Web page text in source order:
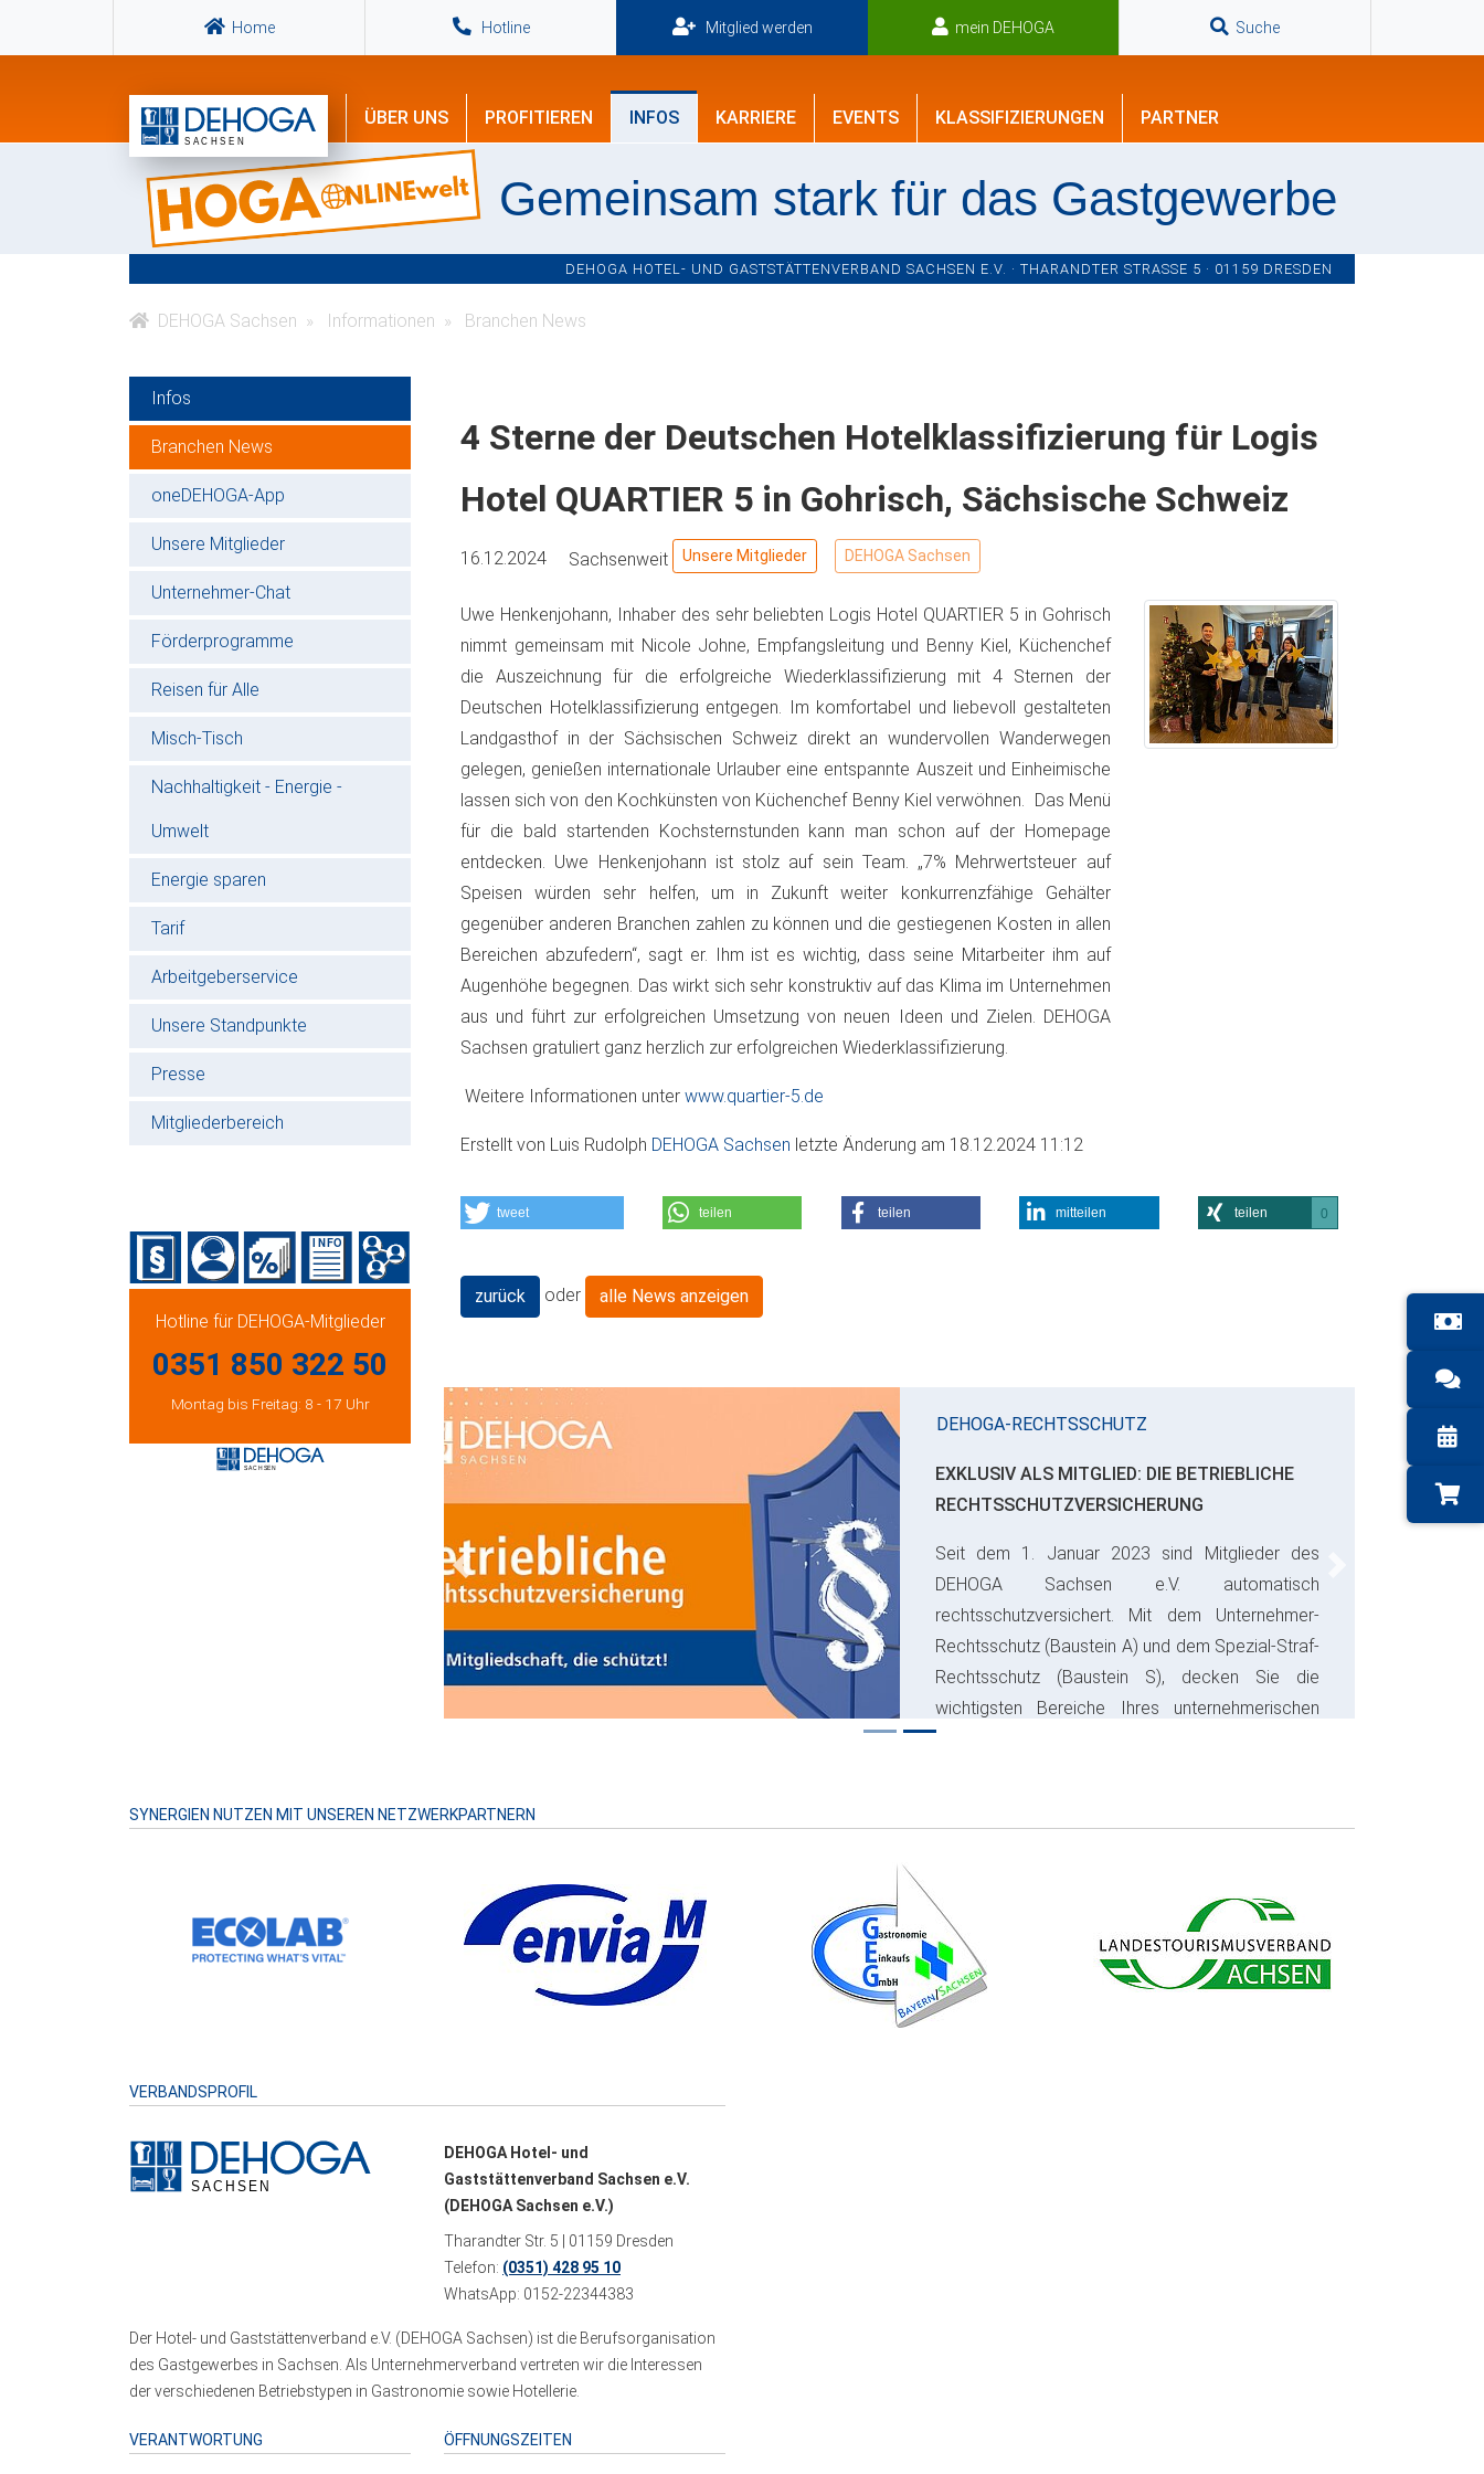
Home Hotline Mitglied werden mein DEHOGA Suche
ÜBER UNS PROFITIEREN INFOS KARRIERE EVENTS KLASSIFIZIERUNGEN PARTNER
Gemeinsam stark für das Gastgewerbe
DEHOGA HOTEL- UND GASTSTÄTTENVERBAND SACHSEN E.V. · THARANDTER STRASSE 5 · 01159 DRESDEN
DEHOGA Sachsen Informationen Branchen News
Infos
Branchen News
oneDEHOGA-App
Unsere Mitglieder
Unternehmer-Chat
Förderprogramme
Reisen für Alle
Misch-Tisch
Nachhaltigkeit - Energie -
Umwelt
Energie sparen
Tarif
Arbeitgeberservice
Unsere Standpunkte
Presse
Mitgliederbereich
Hotline für DEHOGA-Mitglieder
0351 850 322 50
Montag bis Freitag: 8 - 17 Uhr
4 Sterne der Deutschen Hotelklassifizierung für Logis
Hotel QUARTIER 5 in Gohrisch, Sächsische Schweiz
16.12.2024 Sachsenweit Unsere Mitglieder DEHOGA Sachsen
Uwe Henkenjohann, Inhaber des sehr beliebten Logis Hotel QUARTIER 5 in Gohrisch
nimmt gemeinsam mit Nicole Johne, Empfangsleitung und Benny Kiel, Küchenchef
die Auszeichnung für die erfolgreiche Wiederklassifizierung mit 4 Sternen der
Deutschen Hotelklassifizierung entgegen. Im komfortabel und liebevoll gestalteten
Landgasthof in der Sächsischen Schweiz direkt an wundervollen Wanderwegen
gelegen, genießen internationale Urlauber eine entspannte Auszeit und Einheimische
lassen sich von den Kochkünsten von Küchenchef Benny Kiel verwöhnen. Das Menü
für die bald startenden Kochsternstunden kann man schon auf der Homepage
entdecken. Uwe Henkenjohann ist stolz auf sein Team. „7% Mehrwertsteuer auf
Speisen würden sehr helfen, um in Zukunft weiter konkurrenzfähige Gehälter
gegenüber anderen Branchen zahlen zu können und die gestiegenen Kosten in allen
Bereichen abzufedern“, sagt er. Ihm ist es wichtig, dass seine Mitarbeiter ihm auf
Augenhöhe begegnen. Das wirkt sich sehr konstruktiv auf das Klima im Unternehmen
aus und führt zur erfolgreichen Umsetzung von neuen Ideen und Zielen. DEHOGA
Sachsen gratuliert ganz herzlich zur erfolgreichen Wiederklassifizierung.
Weitere Informationen unter www.quartier-5.de
Erstellt von Luis Rudolph DEHOGA Sachsen letzte Änderung am 18.12.2024 11:12
tweet teilen teilen mitteilen teilen 0
zurück oder alle News anzeigen
DEHOGA-RECHTSSCHUTZ
EXKLUSIV ALS MITGLIED: DIE BETRIEBLICHE
RECHTSSCHUTZVERSICHERUNG
Seit dem 1. Januar 2023 sind Mitglieder des
DEHOGA Sachsen e.V. automatisch
rechtsschutzversichert. Mit dem Unternehmer-
Rechtsschutz (Baustein A) und dem Spezial-Straf-
Rechtsschutz (Baustein S), decken Sie die
wichtigsten Bereiche Ihres unternehmerischen
Risikos ab und sparen bares Geld.
Previous
SYNERGIEN NUTZEN MIT UNSEREN NETZWERKPARTNERN
VERBANDSPROFIL
DEHOGA Hotel- und
Gaststättenverband Sachsen e.V.
(DEHOGA Sachsen e.V.)
Tharandter Str. 5 | 01159 Dresden
Telefon: (0351) 428 95 10
WhatsApp: 0152-22344383
Der Hotel- und Gaststättenverband e.V. (DEHOGA Sachsen) ist die Berufsorganisation
des Gastgewerbes in Sachsen. Als Unternehmerverband vertreten wir die Interessen
der verschiedenen Betriebstypen in Gastronomie sowie Hotellerie.
VERANTWORTUNG ÖFFNUNGSZEITEN